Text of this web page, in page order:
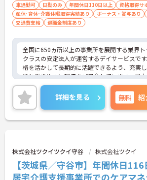
車通勤可 日勤のみ 年間休日110日以上 資格取得サ
産休･育休･介護休暇取得実績あり
ボーナス・賞与あり
交通費支給
退職金制度あり
全国に650ヵ所以上の事業所を展開する業界ト
クラスの安定法人が運営するデイサービスで
格を活かして長期的に活躍できるよう、充実
遇と働きやすい環境をご用意しています。最
力は夜勤なしの日勤のみで年間休日は119日し
り確保できる点にあります。毎月付与されるリ
ッシュ休暇を利用して連休の取得も可能です。
た、子育てサポート企業として「くるみん認
取得しており、こども休暇や充実した扶養手
入社後1年間は専用のチューターがつき手厚く
ローするため、新しい環境への不安を軽減でき
す。最大105万円の賞与支給の実績や、宿泊費
等の独自の福利厚生制度も備わっており、有
の方がご自身の個性を大切にしながらやりが
詳細を見る 無料 紹
株式会社ツクイツクイ守谷 株式会社ツクイ
【茨城県／守谷市】年間休日
居宅介護支援事業所でのケアマ